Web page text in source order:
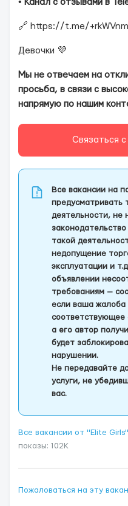
• Канал с отзывами в
🔗 https://t.me/
Девочки 💜
Мы не отвечаем на
просьба, в связи с
напрямую по нашим
Связаться
Все вакансии на
предусматривать
деятельности,
такой
недопущение
эксплуатации и
объявлении
требованиям —
если ваша жалоба
соответствующее
а его автор
будет
нарушении.
Не передавайте
услуги, не
вас.
Все вакансии от "Elite
показы: 102K
Пожаловаться на эту